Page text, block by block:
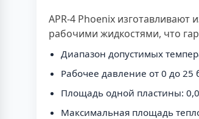
APR-4 Phoenix
рабочими жидкостями, что
Диапазон допустимых
Рабочее давление от 0 до 25
Площадь одной пластины:
Максимальная площадь